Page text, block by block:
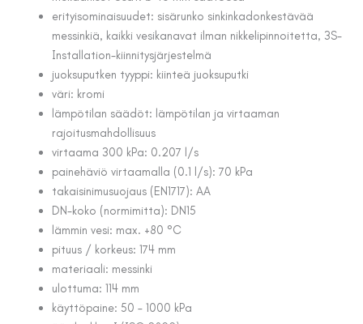
erityisominaisuudet: sisärunko sinkinkadonkestävää
messinkiä, kaikki vesikanavat ilman nikkelipinnoitetta, 3S-
Installation-kiinnitysjärjestelmä
juoksuputken tyyppi: kiinteä juoksuputki
väri: kromi
lämpötilan säädöt: lämpötilan ja virtaaman
rajoitusmahdollisuus
virtaama 300 kPa: 0.207 l/s
painehäviö virtaamalla (0.1 l/s): 70 kPa
takaisinimusuojaus (EN1717): AA
DN-koko (normimitta): DN15
lämmin vesi: max. +80 °C
pituus / korkeus: 174 mm
materiaali: messinki
ulottuma: 114 mm
käyttöpaine: 50 – 1000 kPa